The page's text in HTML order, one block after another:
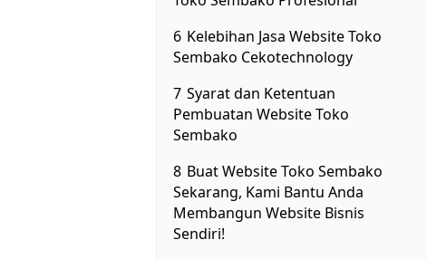
6 Kelebihan Jasa Website Toko
Sembako Cekotechnology
7 Syarat dan Ketentuan
Pembuatan Website Toko
Sembako
8 Buat Website Toko Sembako
Sekarang, Kami Bantu Anda
Membangun Website Bisnis
Sendiri!